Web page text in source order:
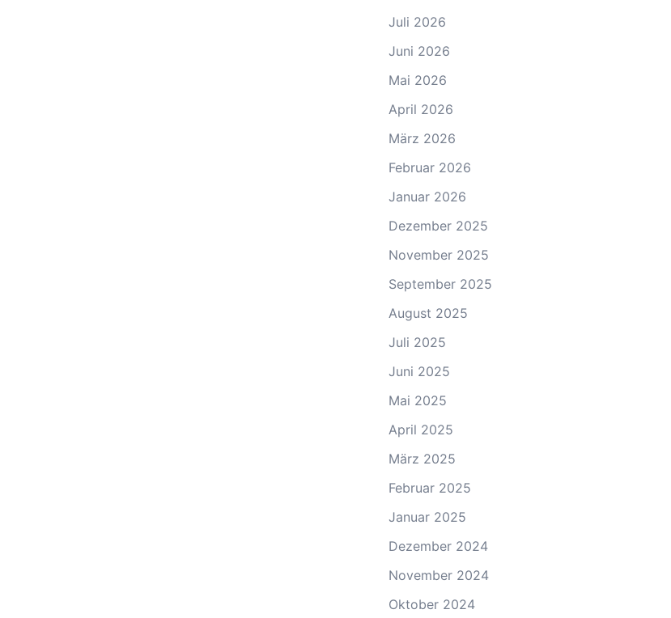
Juli 2026
Juni 2026
Mai 2026
April 2026
März 2026
Februar 2026
Januar 2026
Dezember 2025
November 2025
September 2025
August 2025
Juli 2025
Juni 2025
Mai 2025
April 2025
März 2025
Februar 2025
Januar 2025
Dezember 2024
November 2024
Oktober 2024